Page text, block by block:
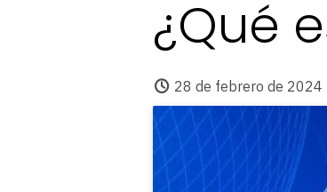
¿Qué
28 de febrero de 2024